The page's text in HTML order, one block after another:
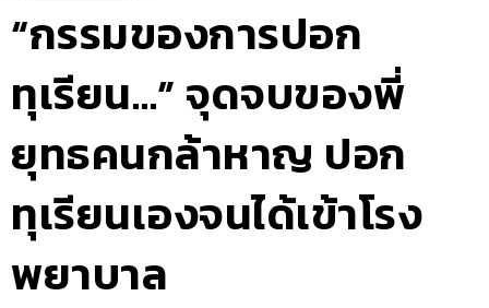
“กรรมของการปอก
ทุเรียน…” จุดจบของพี่
ยุทธคนกล้าหาญ ปอก
ทุเรียนเองจนได้เข้าโรง
พยาบาล